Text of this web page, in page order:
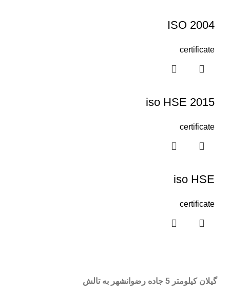
ISO 2004
certificate
iso HSE 2015
certificate
iso HSE
certificate
گیلان کیلومتر 5 جاده رضوانشهر به تالش